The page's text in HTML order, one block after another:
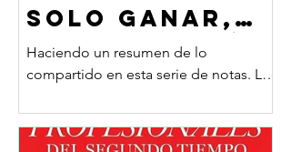
SOLO GANAR,
ES SABER QUÉ
HACER DESPUÉS
Haciendo un resumen de lo
compartido en esta serie de notas. La
entrena toda la vida para competir al
máximo nivel durante pocos años.